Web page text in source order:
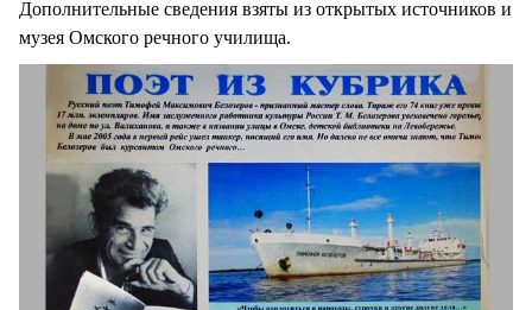
Дополнительные сведения взяты из открытых источников и
музея Омского речного училища.